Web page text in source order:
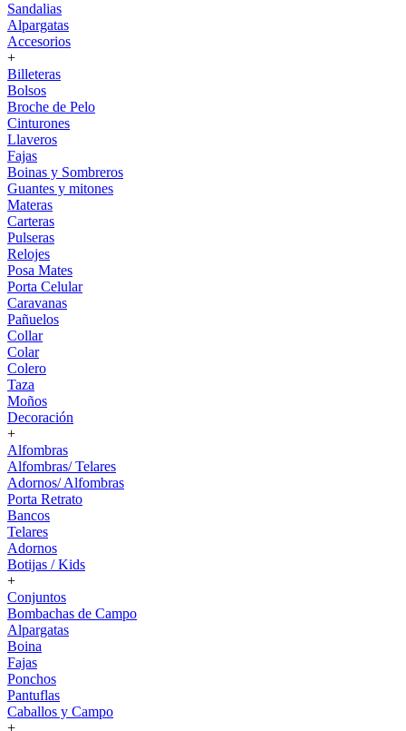
Sandalias
Alpargatas
Accesorios
+
Billeteras
Bolsos
Broche de Pelo
Cinturones
Llaveros
Fajas
Boinas y Sombreros
Guantes y mitones
Materas
Carteras
Pulseras
Relojes
Posa Mates
Porta Celular
Caravanas
Pañuelos
Collar
Colar
Colero
Taza
Moños
Decoración
+
Alfombras
Alfombras/ Telares
Adornos/ Alfombras
Porta Retrato
Bancos
Telares
Adornos
Botijas / Kids
+
Conjuntos
Bombachas de Campo
Alpargatas
Boina
Fajas
Ponchos
Pantuflas
Caballos y Campo
+